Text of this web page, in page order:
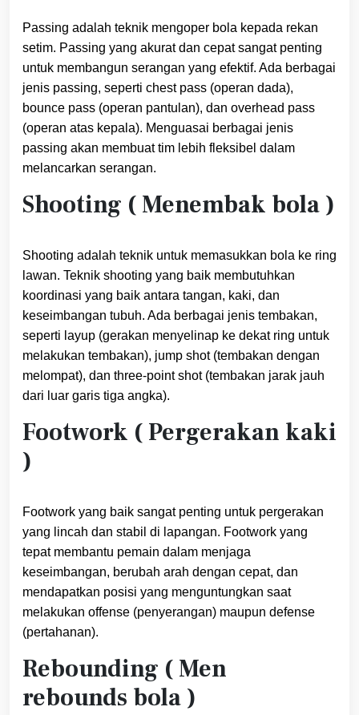
Passing adalah teknik mengoper bola kepada rekan
setim. Passing yang akurat dan cepat sangat penting
untuk membangun serangan yang efektif. Ada berbagai
jenis passing, seperti chest pass (operan dada),
bounce pass (operan pantulan), dan overhead pass
(operan atas kepala). Menguasai berbagai jenis
passing akan membuat tim lebih fleksibel dalam
melancarkan serangan.
Shooting ( Menembak bola )
Shooting adalah teknik untuk memasukkan bola ke ring
lawan. Teknik shooting yang baik membutuhkan
koordinasi yang baik antara tangan, kaki, dan
keseimbangan tubuh. Ada berbagai jenis tembakan,
seperti layup (gerakan menyelinap ke dekat ring untuk
melakukan tembakan), jump shot (tembakan dengan
melompat), dan three-point shot (tembakan jarak jauh
dari luar garis tiga angka).
Footwork ( Pergerakan kaki
)
Footwork yang baik sangat penting untuk pergerakan
yang lincah dan stabil di lapangan. Footwork yang
tepat membantu pemain dalam menjaga
keseimbangan, berubah arah dengan cepat, dan
mendapatkan posisi yang menguntungkan saat
melakukan offense (penyerangan) maupun defense
(pertahanan).
Rebounding ( Men
rebounds bola )